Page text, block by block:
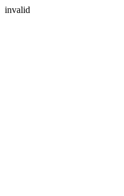
invalid